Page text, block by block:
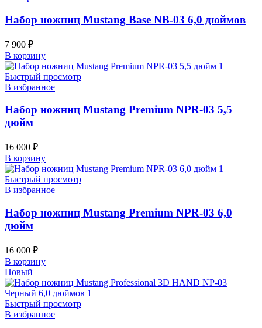
Набор ножниц Mustang Base NB-03 6,0 дюймов
7 900 ₽
В корзину
Быстрый просмотр
В избранное
Набор ножниц Mustang Premium NPR-03 5,5
дюйм
16 000 ₽
В корзину
Быстрый просмотр
В избранное
Набор ножниц Mustang Premium NPR-03 6,0
дюйм
16 000 ₽
В корзину
Новый
Быстрый просмотр
В избранное